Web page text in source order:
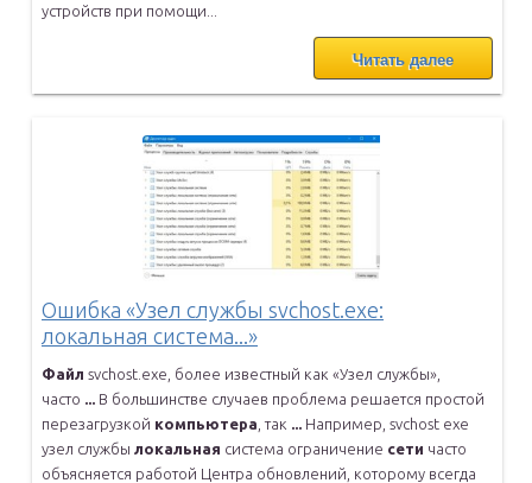
устройств при помощи...
Читать далее
Ошибка «Узел службы svchost.exe:
локальная система...»
Файл svchost.exe, более известный как «Узел службы»,
часто ... В большинстве случаев проблема решается простой
перезагрузкой компьютера , так ... Например, svchost exe
узел службы локальная система ограничение сети часто
объясняется работой Центра обновлений, которому всегда